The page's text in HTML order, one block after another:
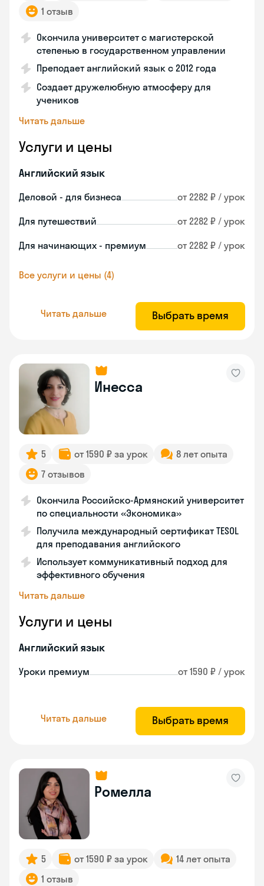
1 отзыв
Окончила университет с магистерской
степенью в государственном управлении
Преподает английский язык с 2012 года
Создает дружелюбную атмосферу для
учеников
Читать дальше
Услуги и цены
Английский язык
Деловой - для бизнеса от 2282 ₽ / урок
Для путешествий от 2282 ₽ / урок
Для начинающих - премиум от 2282 ₽ / урок
Все услуги и цены (4)
Читать дальше Выбрать время
Инесса
5 от 1590 ₽ за урок
8 лет опыта
7 отзывов
Окончила Российско-Армянский университет
по специальности «Экономика»
Получила международный сертификат TESOL
для преподавания английского
Использует коммуникативный подход для
эффективного обучения
Читать дальше
Услуги и цены
Английский язык
Уроки премиум от 1590 ₽ / урок
Читать дальше Выбрать время
Ромелла
5 от 1590 ₽ за урок
14 лет опыта
1 отзыв